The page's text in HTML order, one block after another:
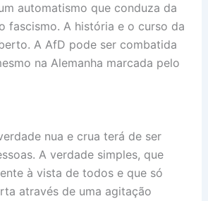
automatismo que conduza da
fascismo. A história e o curso da
A AfD pode ser combatida
na Alemanha marcada pelo
nua e crua terá de ser
A verdade simples, que
à vista de todos e que só
através de uma agitação